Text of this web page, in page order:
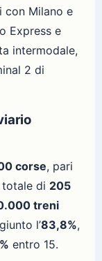
con Milano e
Express e
intermodale,
2 di
corse, pari
di 205
treni
l’83,8%,
entro 15.